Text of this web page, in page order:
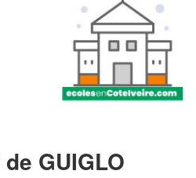
GUIGLO